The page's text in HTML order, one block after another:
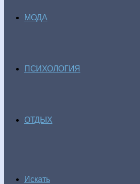
МОДА
ПСИХОЛОГИЯ
ОТДЫХ
Искать